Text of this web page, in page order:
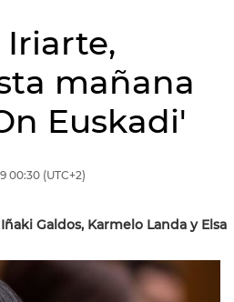
mañana
Euskadi'
00:30 (UTC+2)
Galdos, Karmelo Landa y Elsa